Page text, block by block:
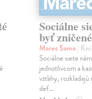
Sociálne
byť zničené
Marec Samo|
Sociálne siete
jednotlivcom a
vzťahy, rozkladajú
def...